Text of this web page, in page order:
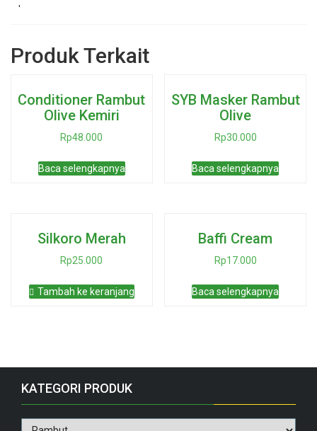
'
Produk Terkait
Conditioner Rambut
Olive Kemiri
Rp48.000
Baca selengkapnya
SYB Masker Rambut
Olive
Rp30.000
Baca selengkapnya
Silkoro Merah
Rp25.000
Tambah ke keranjang
Baffi Cream
Rp17.000
Baca selengkapnya
KATEGORI PRODUK